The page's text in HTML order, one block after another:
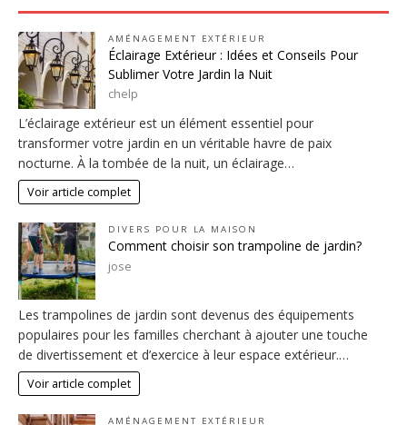
AMÉNAGEMENT EXTÉRIEUR
Éclairage Extérieur : Idées et Conseils Pour
Sublimer Votre Jardin la Nuit
chelp
L’éclairage extérieur est un élément essentiel pour
transformer votre jardin en un véritable havre de paix
nocturne. À la tombée de la nuit, un éclairage…
Voir article complet
DIVERS POUR LA MAISON
Comment choisir son trampoline de jardin?
jose
Les trampolines de jardin sont devenus des équipements
populaires pour les familles cherchant à ajouter une touche
de divertissement et d’exercice à leur espace extérieur.…
Voir article complet
AMÉNAGEMENT EXTÉRIEUR